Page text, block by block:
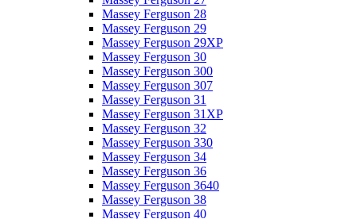
Massey Ferguson 28
Massey Ferguson 29
Massey Ferguson 29XP
Massey Ferguson 30
Massey Ferguson 300
Massey Ferguson 307
Massey Ferguson 31
Massey Ferguson 31XP
Massey Ferguson 32
Massey Ferguson 330
Massey Ferguson 34
Massey Ferguson 36
Massey Ferguson 3640
Massey Ferguson 38
Massey Ferguson 40